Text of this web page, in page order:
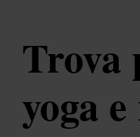
Trova
yoga